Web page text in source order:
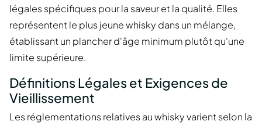
légales spécifiques pour la saveur et la qualité. Elles
représentent le plus jeune whisky dans un mélange,
établissant un plancher d'âge minimum plutôt qu'une
limite supérieure.
Définitions Légales et Exigences de
Vieillissement
Les réglementations relatives au whisky varient selon la